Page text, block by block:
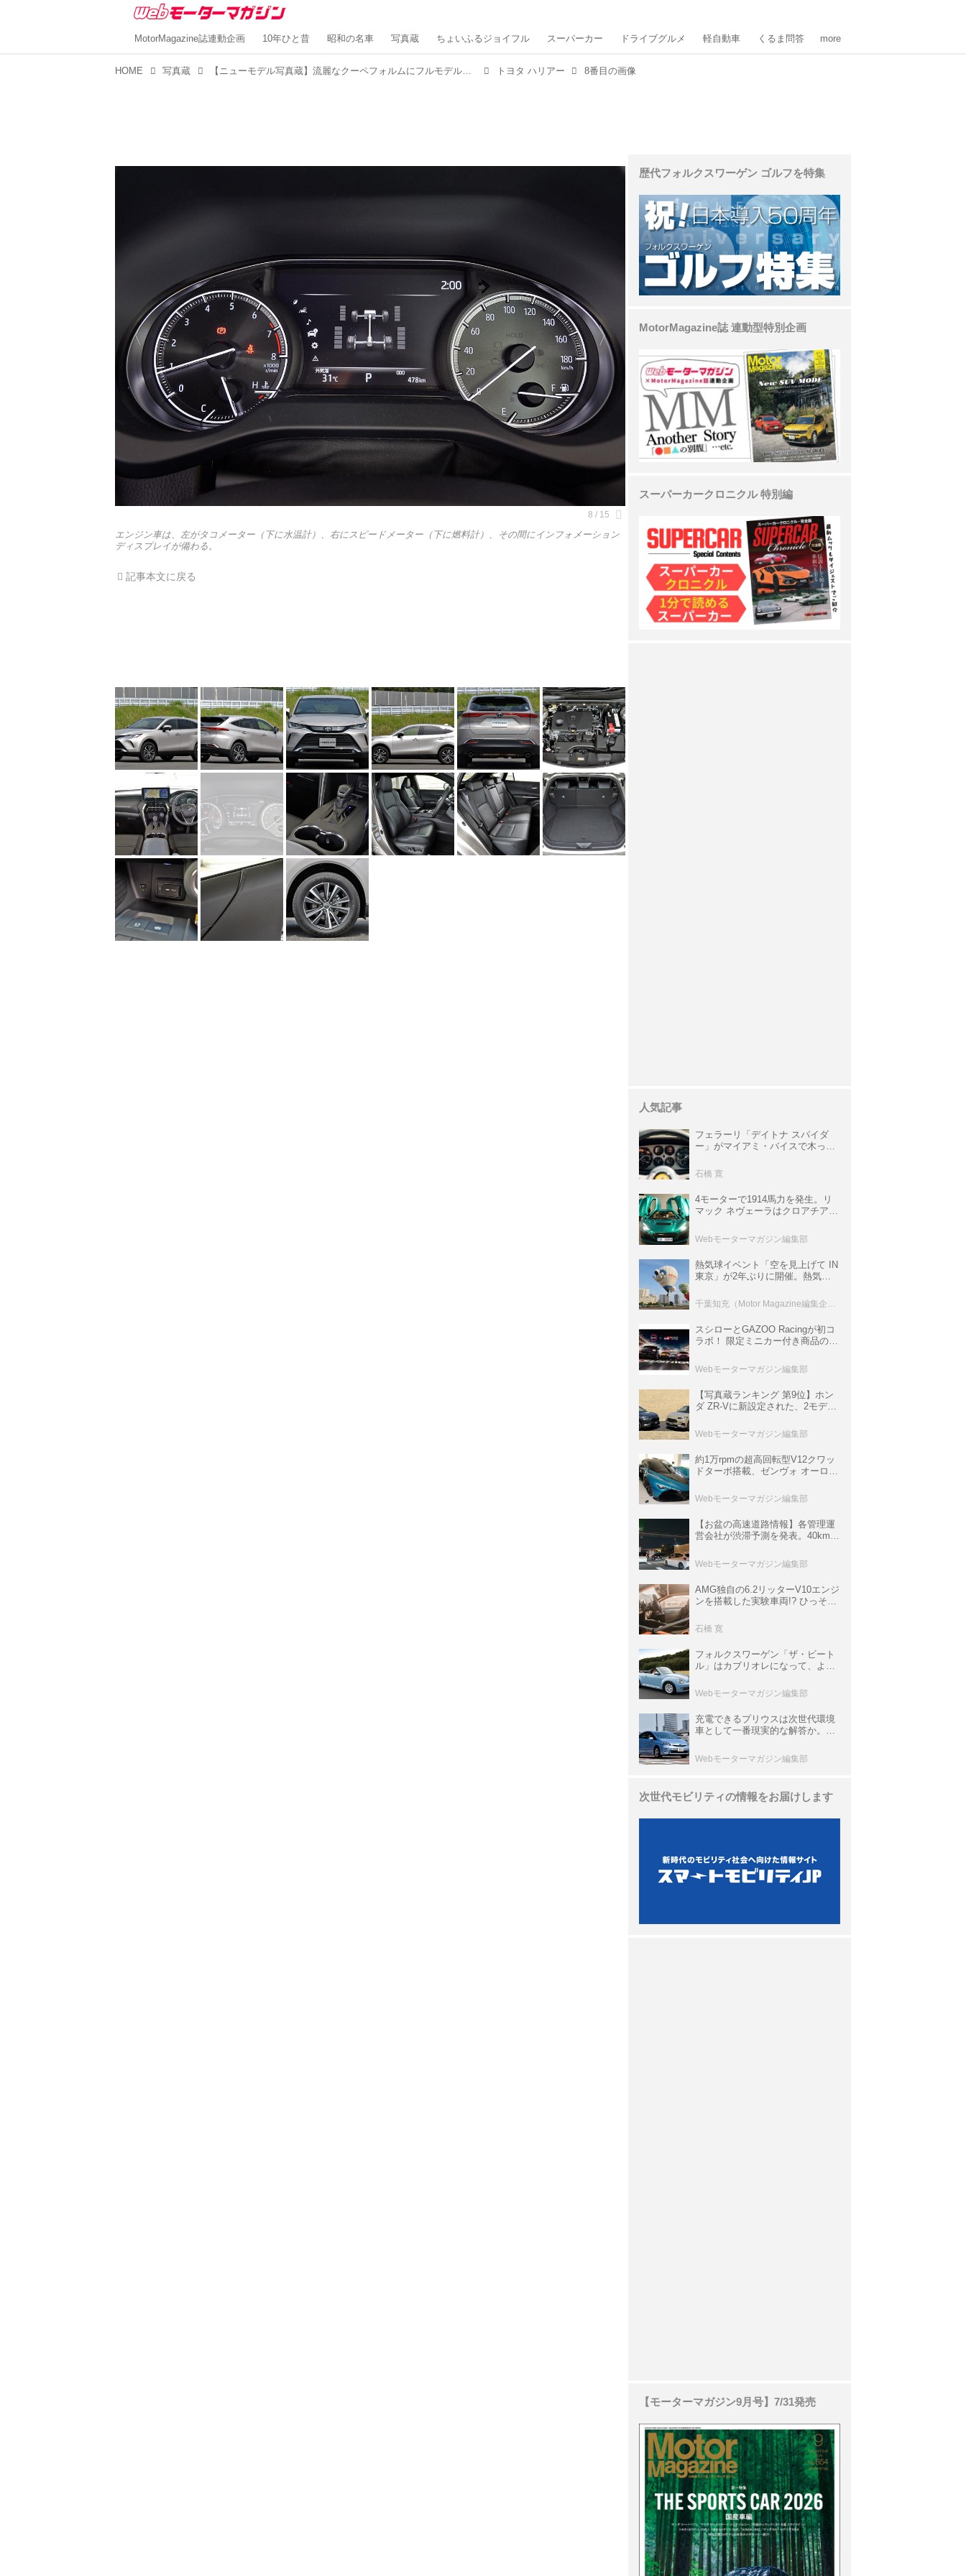
MotorMagazine誌連動企画 10年ひと昔 昭和の名車 写真蔵 ちょいふるジョイフル スーパーカー ドライブグルメ 軽自動車 くるま問答 more
HOME 写真蔵 【ニューモデル写真蔵】流麗なクーペフォルムにフルモデルチェンジした都市型SUV「トヨタ ハリアー」 トヨタ ハリアー 8番目の画像
エンジン車は、左がタコメーター（下に水温計）、右にスピードメーター（下に燃料計）、その間にインフォメーション
ディスプレイが備わる。
記事本文に戻る
歴代フォルクスワーゲン ゴルフを特集
MotorMagazine誌 連動型特別企画
スーパーカークロニクル 特別編
人気記事
フェラーリ「デイトナ スパイダ
ー」がマイアミ・バイスで木っ端
サ」に化けた理由
石橋 寛
4モーターで1914馬力を発生。リ
マック ネヴェーラはクロアチア発
ロニクル・完全版／115】
Webモーターマガジン編集部
熱気球イベント「空を見上げて IN
東京」が2年ぶりに開催。熱気球
室などのコンテンツも
千葉知充（Motor Magazine編集企画室）
スシローとGAZOO Racingが初コ
ラボ！ 限定ミニカー付き商品の
ト体験があたる抽選企画などを展
開
Webモーターマガジン編集部
【写真蔵ランキング 第9位】ホン
ダ ZR-Vに新設定された、2モデル
グ」と「ブラックスタイル」
Webモーターマガジン編集部
約1万rpmの超高回転型V12クワッ
ドターボ搭載、ゼンヴォ オーロラ
イパーカー【スーパーカークロニ
クル・完全版／116】
Webモーターマガジン編集部
【お盆の高速道路情報】各管理運
営会社が渋滞予測を発表。40km以
数ある
Webモーターマガジン編集部
AMG独自の6.2リッターV10エンジ
ンを搭載した実験車両!? ひっそり
P900 プロトタイプ」とは
石橋 寛
フォルクスワーゲン「ザ・ビート
ル」はカブリオレになって、より
と昔の新車】
Webモーターマガジン編集部
充電できるプリウスは次世代環境
車として一番現実的な解答か。
ウスPHV【10年ひと昔の新車】
Webモーターマガジン編集部
次世代モビリティの情報をお届けします
【モーターマガジン9月号】7/31発売